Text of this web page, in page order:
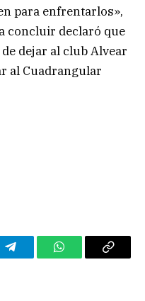
para enfrentarlos»,
concluir declaró que
dejar al club Alvear
al Cuadrangular
TelegramWhatsAppCopy